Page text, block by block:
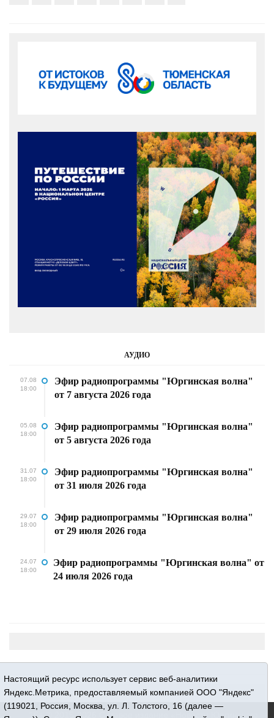
АУДИО
07.08
18:00
Эфир радиопрограммы "Юргинская волна"
от 7 августа 2026 года
05.08
18:00
Эфир радиопрограммы "Юргинская волна"
от 5 августа 2026 года
31.07
18:00
Эфир радиопрограммы "Юргинская волна"
от 31 июля 2026 года
29.07
18:00
Эфир радиопрограммы "Юргинская волна"
от 29 июля 2026 года
24.07
18:00
Эфир радиопрограммы "Юргинская волна" от
24 июля 2026 года
16+ © 2015-2026 Сетевое издание «Новости Юргинского
Настоящий ресурс использует сервис веб-аналитики
Яндекс.Метрика, предоставляемый компанией ООО "Яндекс"
(119021, Россия, Москва, ул. Л. Толстого, 16 (далее —